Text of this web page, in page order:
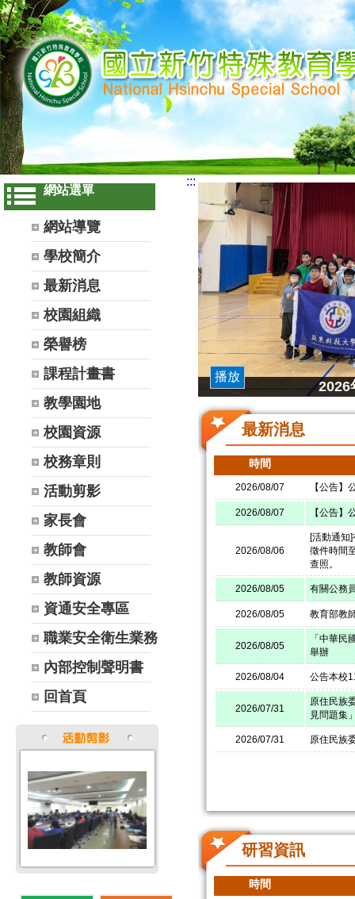
網站選單
網站導覽
學校簡介
最新消息
校園組織
榮譽榜
課程計畫書
教學園地
校園資源
校務章則
活動剪影
家長會
教師會
教師資源
資通安全專區
職業安全衛生業務
內部控制聲明書
回首頁
:::
播放
2026
最新消息
時間
2026/08/07 【公告
2026/08/07 【公告
2026/08/06
[活動通知
徵件時間
查照。
2026/08/05 有關公務
2026/08/05 教育部教
2026/08/05
「中華
舉辦
2026/08/04 公告本校
2026/07/31
原住民族
見問題集
2026/07/31 原住民族
研習資訊
時間